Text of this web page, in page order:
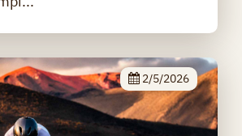
2/5/2026